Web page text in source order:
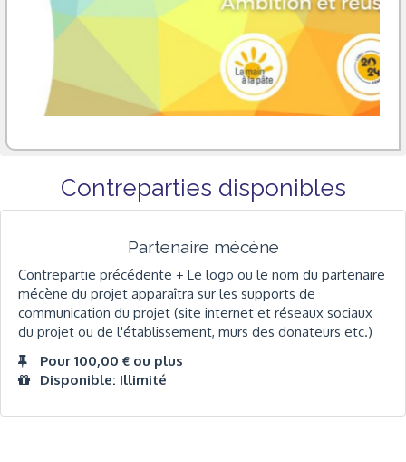
Contreparties disponibles
Partenaire mécène
Contrepartie précédente + Le logo ou le nom du partenaire
mécène du projet apparaîtra sur les supports de
communication du projet (site internet et réseaux sociaux
du projet ou de l'établissement, murs des donateurs etc.)
Pour 100,00 € ou plus
Disponible: Illimité